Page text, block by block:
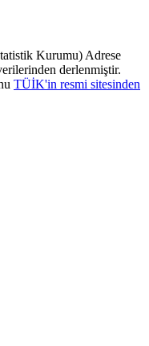
Kurumu) Adrese
derlenmiştir.
TÜİK'in resmi sitesinden